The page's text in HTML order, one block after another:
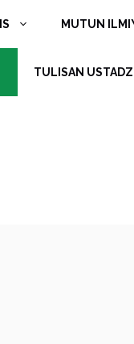
MUTUN
TULISAN USTADZ